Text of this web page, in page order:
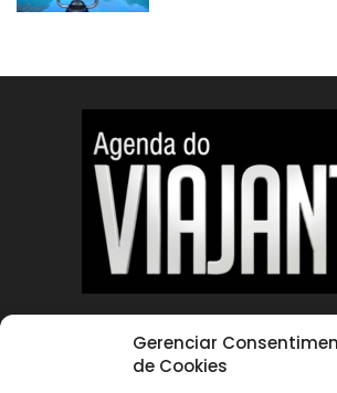
Gerenciar
de CookiesABOUT US